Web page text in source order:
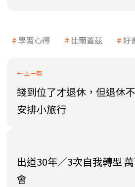
學習心得 比爾蓋茲 好
錢到位了才退休，但退休
安排小旅行
出道30年／3次自我轉型
會